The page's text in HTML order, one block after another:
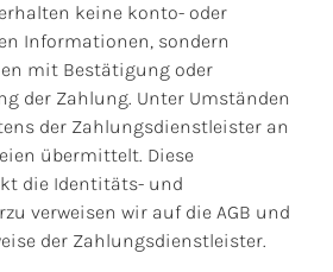
keine konto- oder
Informationen, sondern
mit Bestätigung oder
der Zahlung. Unter Umständen
der Zahlungsdienstleister an
übermittelt. Diese
die Identitäts- und
verweisen wir auf die AGB und
der Zahlungsdienstleister.